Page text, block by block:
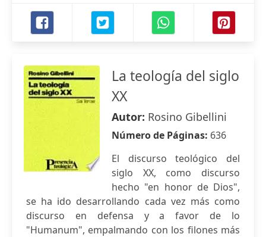
La teología del siglo
XX
Autor: Rosino Gibellini
Número de Páginas: 636
El discurso teológico del
siglo XX, como discurso
hecho "en honor de Dios",
se ha ido desarrollando cada vez más como
discurso en defensa y a favor de lo
"Humanum", empalmando con los filones más